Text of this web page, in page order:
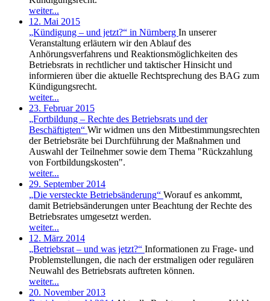
weiter...
12. Mai 2015
„Kündigung – und jetzt?“ in Nürnberg In unserer
Veranstaltung erläutern wir den Ablauf des
Anhörungsverfahrens und Reaktionsmöglichkeiten des
Betriebsrats in rechtlicher und taktischer Hinsicht und
informieren über die aktuelle Rechtsprechung des BAG zum
Kündigungsrecht.
weiter...
23. Februar 2015
„Fortbildung – Rechte des Betriebsrats und der
Beschäftigten“ Wir widmen uns den Mitbestimmungsrechten
der Betriebsräte bei Durchführung der Maßnahmen und
Auswahl der Teilnehmer sowie dem Thema "Rückzahlung
von Fortbildungskosten".
weiter...
29. September 2014
„Die versteckte Betriebsänderung“ Worauf es ankommt,
damit Betriebsänderungen unter Beachtung der Rechte des
Betriebsrates umgesetzt werden.
weiter...
12. März 2014
„Betriebsrat – und was jetzt?“ Informationen zu Frage- und
Problemstellungen, die nach der erstmaligen oder regulären
Neuwahl des Betriebsrats auftreten können.
weiter...
20. November 2013